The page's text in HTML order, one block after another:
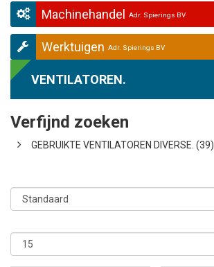
Machinehandel Adr. Spierings BV
Werktuigen Adr. Spierings BV
VENTILATOREN.
Verfijnd zoeken
GEBRUIKTE VENTILATOREN DIVERSE. (39)